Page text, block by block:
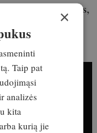
gaminius,
poreikių ir
×
Taip pat
analizės
kita
kurią jie